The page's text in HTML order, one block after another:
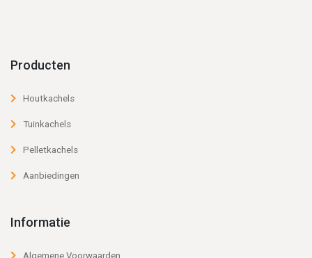
Producten
Houtkachels
Tuinkachels
Pelletkachels
Aanbiedingen
Informatie
Algemene Voorwaarden